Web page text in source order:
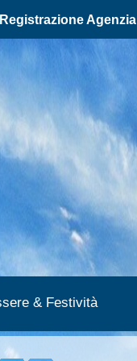
& Festività
Registrazione Agenzia